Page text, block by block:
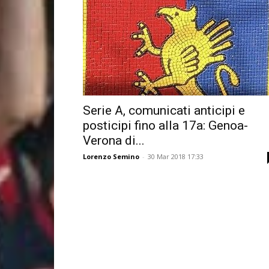
Serie A, comunicati anticipi e
posticipi fino alla 17a: Genoa-
Verona di...
Lorenzo Semino - 30 Mar 2018 17:33